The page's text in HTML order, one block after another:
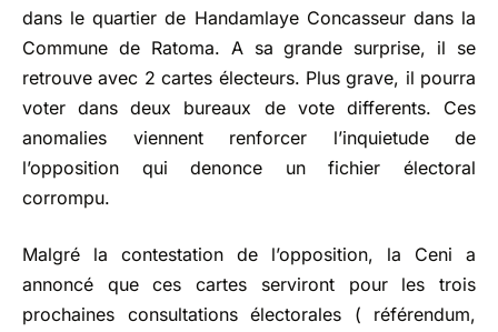
dans le quartier de Handamlaye Concasseur dans la
Commune de Ratoma. A sa grande surprise, il se
retrouve avec 2 cartes électeurs. Plus grave, il pourra
voter dans deux bureaux de vote differents. Ces
anomalies viennent renforcer l’inquietude de
l’opposition qui denonce un fichier électoral
corrompu.
Malgré la contestation de l’opposition, la Ceni a
annoncé que ces cartes serviront pour les trois
prochaines consultations électorales ( référendum,